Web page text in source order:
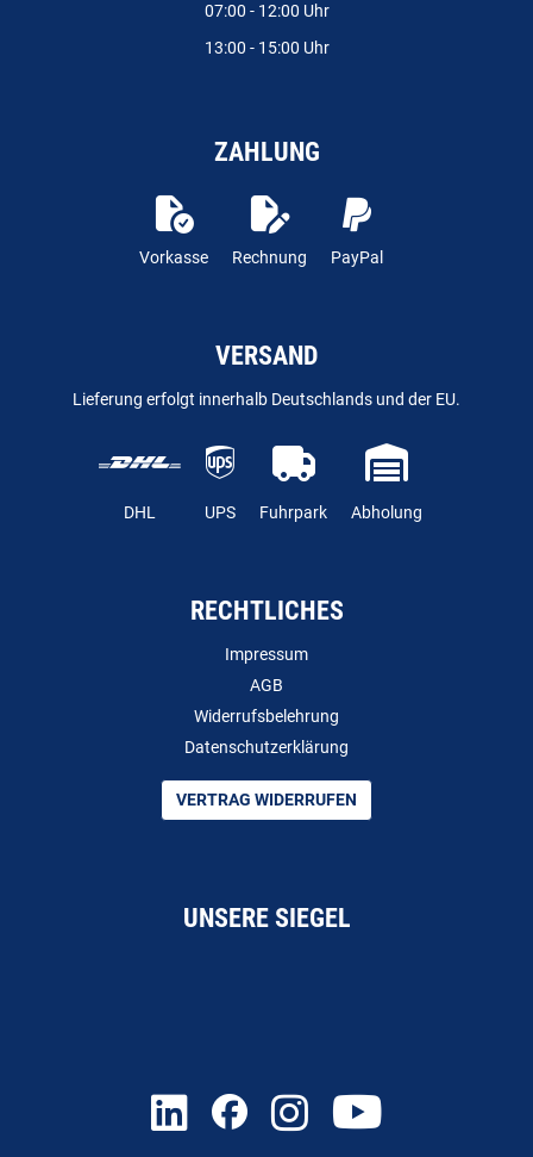
07:00 - 12:00 Uhr
13:00 - 15:00 Uhr
ZAHLUNG
Vorkasse Rechnung PayPal
VERSAND
Lieferung erfolgt innerhalb Deutschlands und der EU.
DHL UPS Fuhrpark Abholung
RECHTLICHES
Impressum
AGB
Widerrufsbelehrung
Datenschutzerklärung
VERTRAG WIDERRUFEN
UNSERE SIEGEL